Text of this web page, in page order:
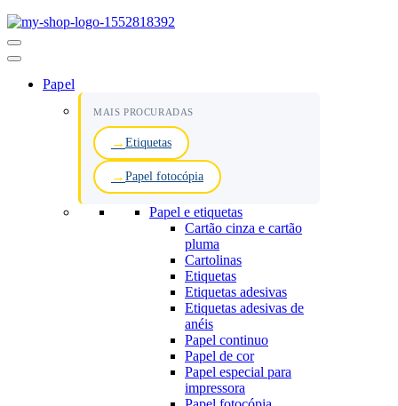
Menu
de
Papel
MAIS PROCURADAS
Etiquetas
Papel fotocópia
Papel e etiquetas
Cartão cinza e cartão
pluma
Cartolinas
Etiquetas
Etiquetas adesivas
Etiquetas adesivas de
anéis
Papel continuo
Papel de cor
Papel especial para
impressora